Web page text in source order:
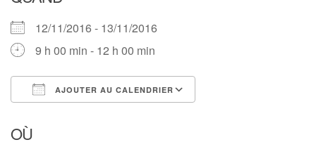
12/11/2016 - 13/11/2016
9 h 00 min - 12 h 00 min
AJOUTER AU CALENDRIER
OÙ